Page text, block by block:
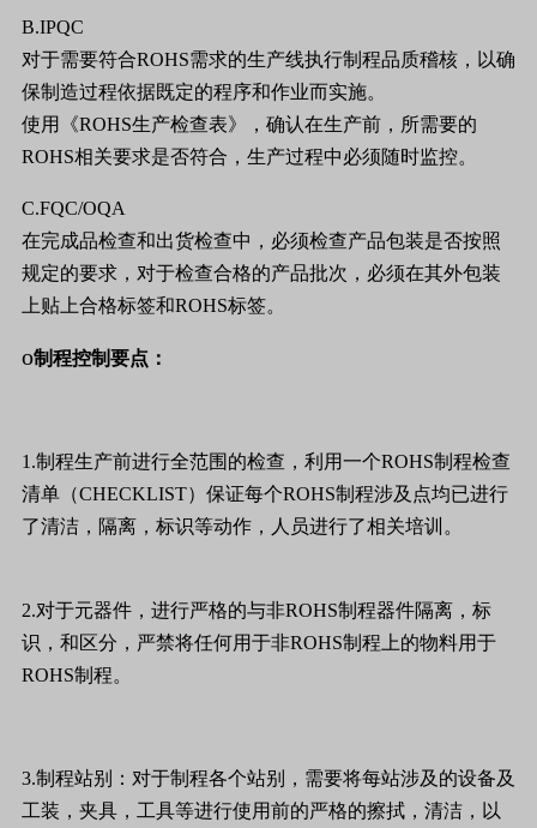
B.IPQC
对于需要符合ROHS需求的生产线执行制程品质稽核，以确
保制造过程依据既定的程序和作业而实施。
使用
《ROHS生产检查表》
，确认在生产前，所需要的
ROHS相关要求是否符合，生产过程中必须随时监控。
C.FQC/OQA
在完成品检查和出货检查中，必须检查产品包装是否按照
规定的要求，对于检查合格的产品批次，必须在其外包装
上贴上合格标签和ROHS标签。
o制程控制要点：
1.制程生产前进行全范围的检查，利用一个ROHS制程检查
清单（CHECKLIST）保证每个ROHS制程涉及点均已进行
了清洁，隔离，标识等动作，人员进行了相关培训。
2.对于元器件，进行严格的与非ROHS制程器件隔离，标
识，和区分，严禁将任何用于非ROHS制程上的物料用于
ROHS制程。
3.制程站别：对于制程各个站别，需要将每站涉及的设备及
工装，夹具，工具等进行使用前的严格的擦拭，清洁，以